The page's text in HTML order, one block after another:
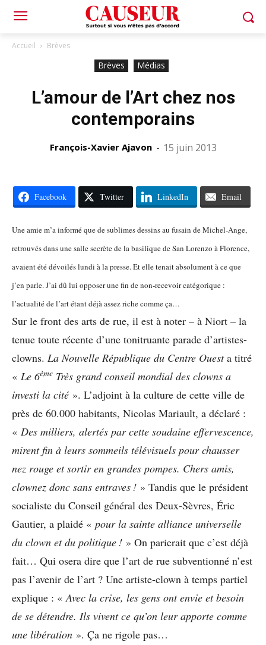
Accueil Brèves
Brèves Médias
L’amour de l’Art chez nos
contemporains
François-Xavier Ajavon - 15 juin 2013
Facebook Twitter LinkedIn Email
Une amie m’a informé que de sublimes dessins au fusain de Michel-Ange,
retrouvés dans une salle secrète de la basilique de San Lorenzo à Florence,
avaient été dévoilés lundi à la presse. Et elle tenait absolument à ce que
j’en parle. J’ai dû lui opposer une fin de non-recevoir catégorique :
l’actualité de l’art étant déjà assez riche comme ça…
Sur le front des arts de rue, il est à noter – à Niort – la
tenue toute récente d’une tonitruante parade d’artistes-
clowns. La Nouvelle République du Centre Ouesta titré
« Le 6ème Très grand conseil mondial des clowns a
investi la cité ». L’adjoint à la culture de cette ville de
près de 60.000 habitants, Nicolas Mariault, a déclaré :
« Des milliers, alertés par cette soudaine effervescence,
mirent fin à leurs sommeils télévisuels pour chausser
nez rouge et sortir en grandes pompes. Chers amis,
clownez donc sans entraves ! » Tandis que le président
socialiste du Conseil général des Deux-Sèvres, Éric
Gautier, a plaidé « pour la sainte alliance universelle
du clown et du politique ! » On parierait que c’est déjà
fait… Qui osera dire que l’art de rue subventionné n’est
pas l’avenir de l’art ? Une artiste-clown à temps partiel
explique : «Avec la crise, les gens ont envie et besoin
de se détendre. Ils vivent ce qu’on leur apporte comme
une libération ». Ça ne rigole pas…